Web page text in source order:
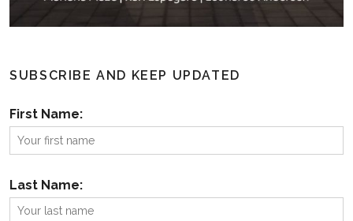
SUBSCRIBE AND KEEP UPDATED
First Name:
Last Name: